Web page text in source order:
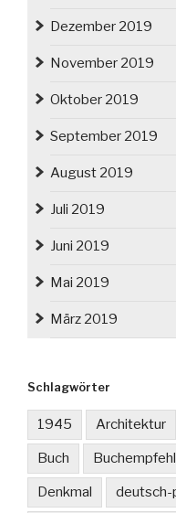
Dezember 2019
November 2019
Oktober 2019
September 2019
August 2019
Juli 2019
Juni 2019
Mai 2019
März 2019
Schlagwörter
1945 Architektur
Buch
Denkmal deutsch-